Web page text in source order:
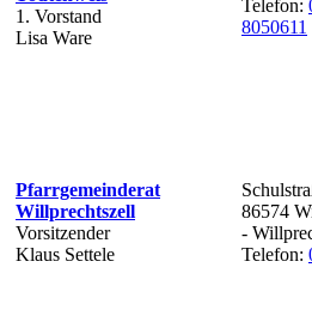
1. Vorstand
Lisa Ware
Telefon:
8050611
Pfarrgemeinderat
Willprechtszell
Vorsitzender
Klaus Settele
86574
-
Telefon: